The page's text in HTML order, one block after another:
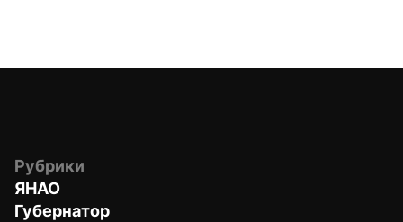
Рубрики
ЯНАО
Губернатор